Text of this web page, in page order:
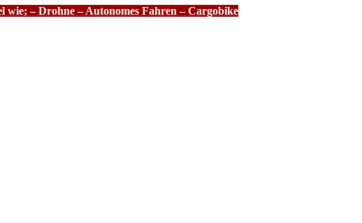
wie; – Drohne – Autonomes Fahren – Cargobike